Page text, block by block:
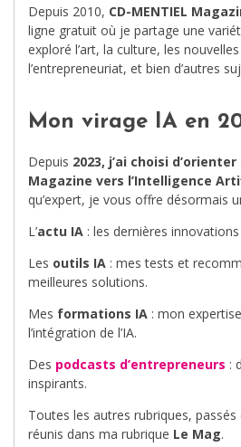
Depuis 2010, CD-MENTIEL
ligne gratuit où je partage une
exploré l’art, la culture, les
l’entrepreneuriat, et bien d’autres
Mon virage IA en
Depuis 2023, j’ai choisi d’orienter
Magazine vers l’Intelligence
qu’expert, je vous offre désormais
L’actu IA : les dernières
Les outils IA : mes tests et
meilleures solutions.
Mes formations IA : mon
l’intégration de l’IA.
Des podcasts d’entrepreneurs :
inspirants.
Toutes les autres rubriques,
réunis dans ma rubrique Le Mag.